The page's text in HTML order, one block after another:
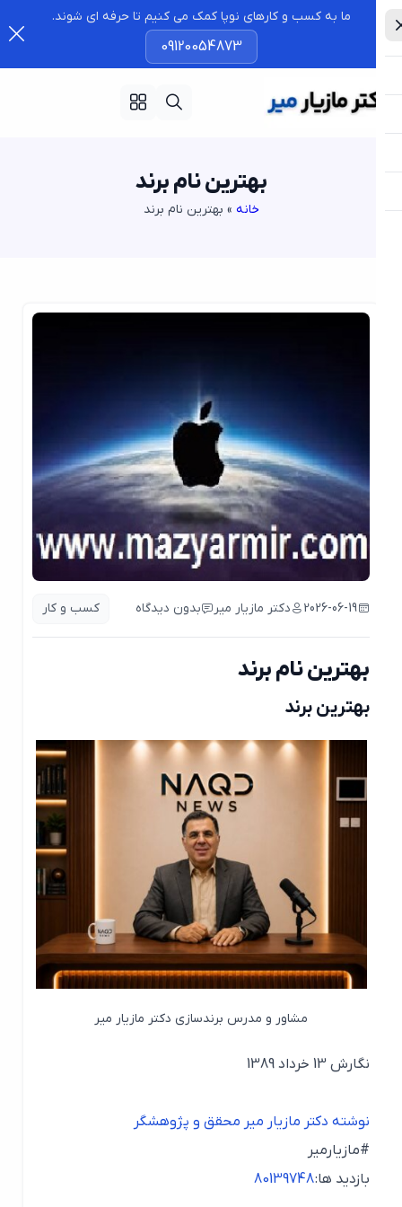
ما به کسب و کارهای نوپا کمک می کنیم تا حرفه ای شوند.
09120054873
بهترین نام برند
»بهترین نام برند
2026-06-19 دکتر مازیار میر بدون دیدگاه کسب و کار
بهترین نام برند
بهترین برند
مشاور و مدرس برندسازی دکتر مازیار میر
نگارش 13 خرداد 1389
نوشته دکتر مازیار میر محقق و پژوهشگر
#مازیارمیر
بازدید ها:80139748